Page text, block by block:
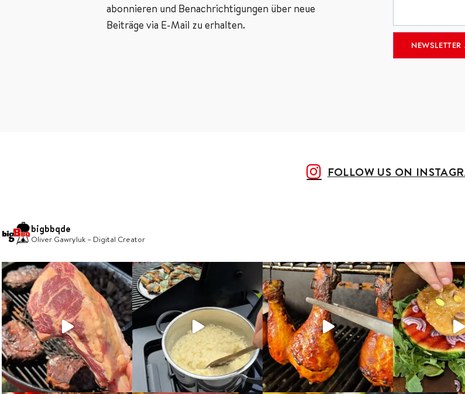
abonnieren und Benachrichtigungen über neue
Beiträge via E-Mail zu erhalten.
FOLLOW US ON
bigbbqde
Oliver Gawryluk – Digital Creator